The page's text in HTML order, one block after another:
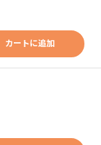
カートに追加